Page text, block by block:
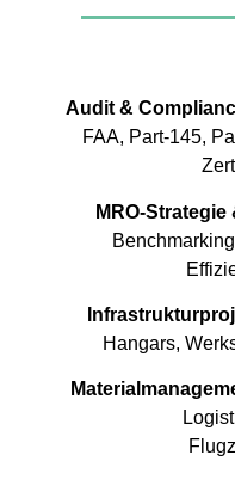
Audit &
FAA, Part-145,
MRO-
Hangars,